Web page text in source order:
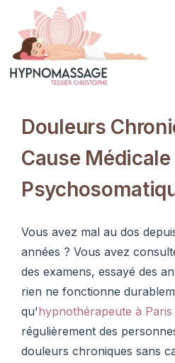
Douleurs
Cause
Vous avez mal au dos
années ? Vous avez
des examens, essayé des
rien ne fonctionne
qu'hypnothérapeute à Paris
régulièrement des
douleurs chroniques sans